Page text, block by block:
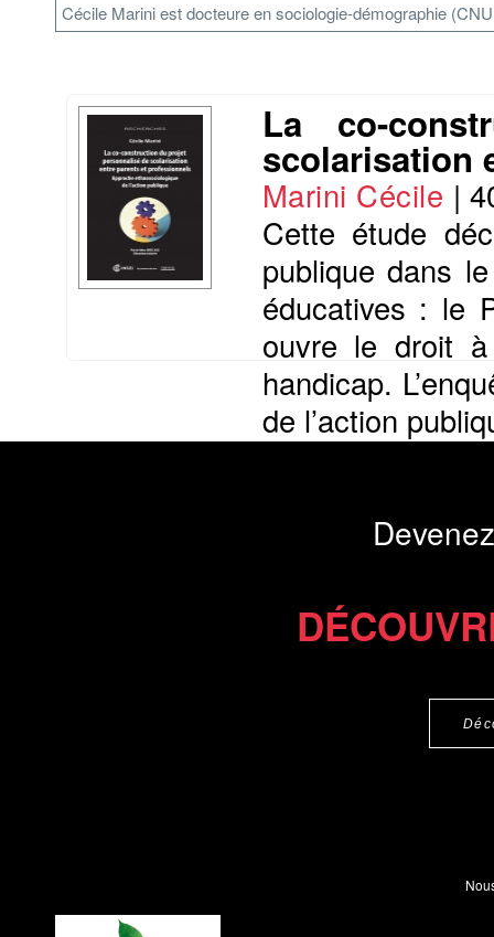
Cécile Marini est docteure en sociologie-démographie
La co-
scolarisation
Marini Cécile |
Cette étude
publique dans
éducatives : le
ouvre le droit
handicap.
de l’action